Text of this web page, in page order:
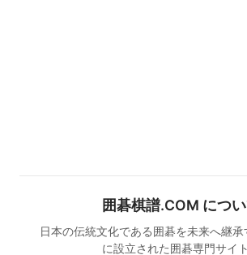
囲碁棋譜.COM につ
日本の伝統文化である囲碁を未来へ継
に設立された囲碁専門サイト